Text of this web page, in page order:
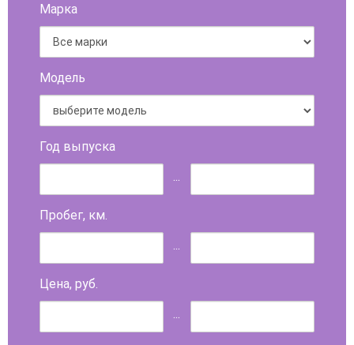
Марка
Модель
Год выпуска
...
Пробег, км.
...
Цена, руб.
...